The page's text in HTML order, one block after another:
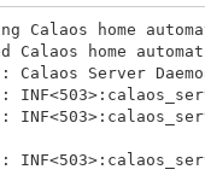
Calaos home
Calaos home
Calaos Server